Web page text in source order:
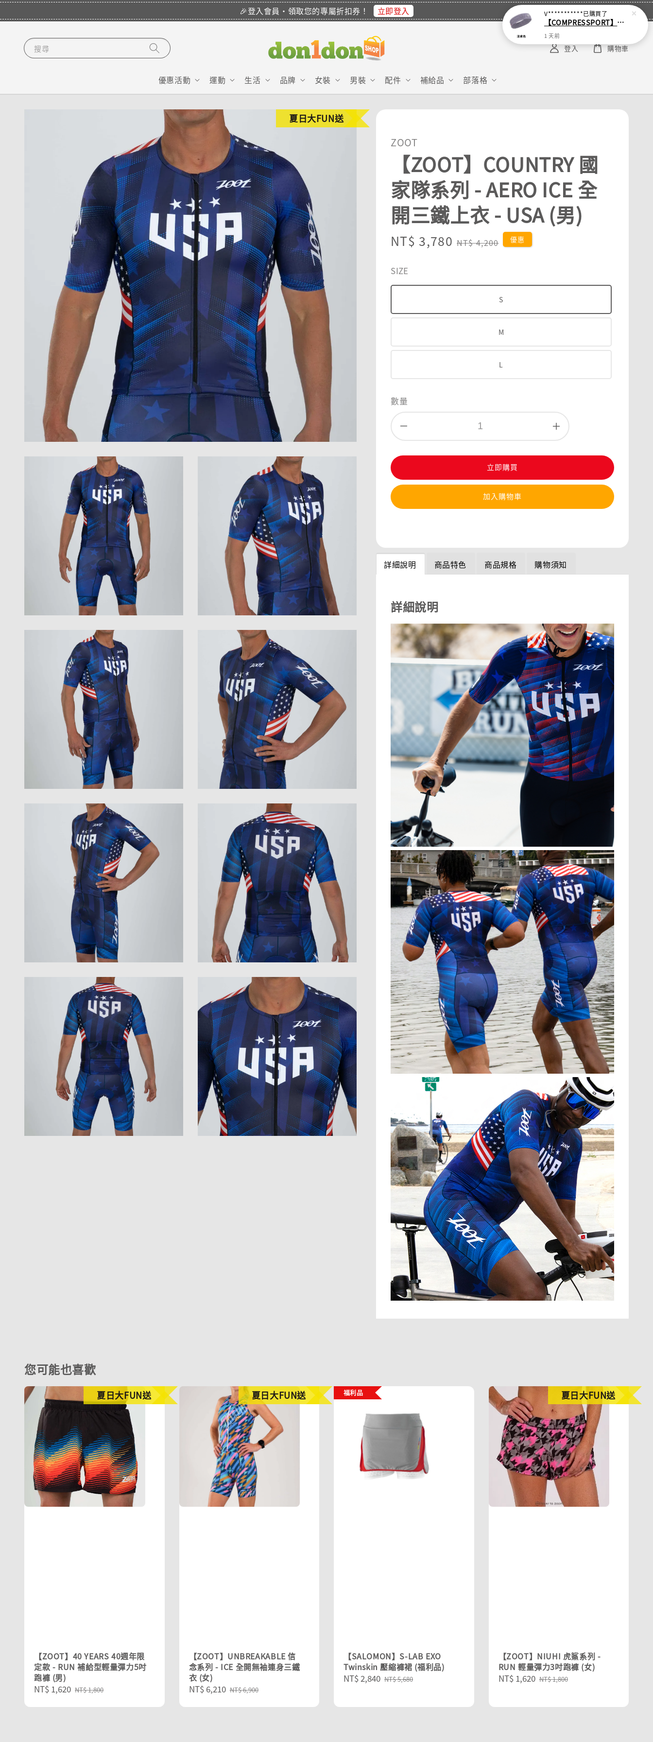
🎉登入會員・領取您的專屬折扣券！ 立即登入
搜尋
優惠活動 運動 生活 品牌 女裝 男裝 配件 補給品 部落格
登入 購物車
夏日大FUN送
ZOOT
【ZOOT】COUNTRY 國
家隊系列 - AERO ICE 全
開三鐵上衣 - USA (男)
Sale
NT$ 3,780 Regular
NT$ 4,200 優惠
SIZE
S
M
L
數量
立即購買
加入購物車
詳細說明 商品特色 商品規格 購物須知
詳細說明
您可能也喜歡
夏日大FUN送
【ZOOT】40 YEARS 40週年限
定款 - RUN 補給型輕量彈力5吋
跑褲 (男)
Sale
NT$ 1,620 Regular
NT$ 1,800
夏日大FUN送
【ZOOT】UNBREAKABLE 信
念系列 - ICE 全開無袖連身三鐵
衣 (女)
Sale
NT$ 6,210 Regular
NT$ 6,900
福利品
【SALOMON】S-LAB EXO
Twinskin 壓縮褲裙 (福利品)
Sale
NT$ 2,840 Regular
NT$ 5,680
夏日大FUN送
【ZOOT】NIUHI 虎鯊系列 -
RUN 輕量彈力3吋跑褲 (女)
Sale
NT$ 1,620 Regular
NT$ 1,800
V***********已購買了
【COMPRESSPORT】窄版止汗呼吸頭帶2.0_【零碼】
1 天前